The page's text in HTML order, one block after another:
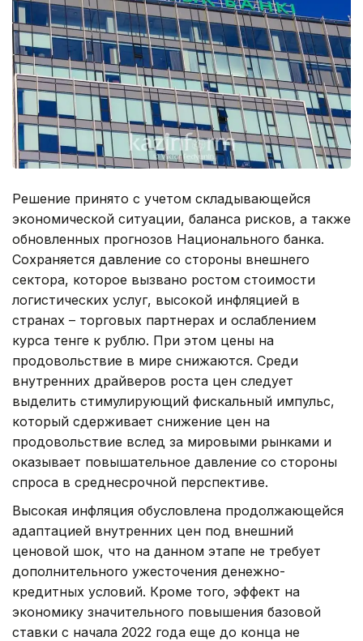
Решение принято с учетом складывающейся
экономической ситуации, баланса рисков, а также
обновленных прогнозов Национального банка.
Сохраняется давление со стороны внешнего
сектора, которое вызвано ростом стоимости
логистических услуг, высокой инфляцией в
странах – торговых партнерах и ослаблением
курса тенге к рублю. При этом цены на
продовольствие в мире снижаются. Среди
внутренних драйверов роста цен следует
выделить стимулирующий фискальный импульс,
который сдерживает снижение цен на
продовольствие вслед за мировыми рынками и
оказывает повышательное давление со стороны
спроса в среднесрочной перспективе.
Высокая инфляция обусловлена продолжающейся
адаптацией внутренних цен под внешний
ценовой шок, что на данном этапе не требует
дополнительного ужесточения денежно-
кредитных условий. Кроме того, эффект на
экономику значительного повышения базовой
ставки с начала 2022 года еще до конца не